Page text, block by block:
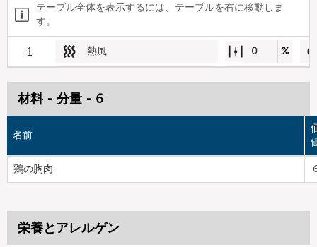
テーブル全体を表示するには、テーブルを右に移動しま
す。
1 熱風 0 %
材料 - 分量 - 6
名前
鶏の胸肉
栄養とアレルゲン